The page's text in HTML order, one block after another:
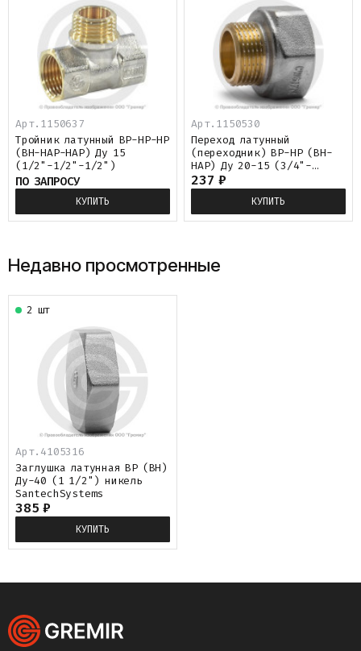
Арт.1150637
Тройник латунный ВР-НР-НР
(ВН-НАР-НАР) Ду 15
(1/2"-1/2"-1/2")
ПО ЗАПРОСУ
КУПИТЬ
Арт.1150530
Переход латунный
(переходник) ВР-НР (ВН-
НАР) Ду 20-15 (3/4"-
1/2") никель Aquasfera
237 ₽
КУПИТЬ
Недавно просмотренные
Арт. 4105316
2 шт
Заглушка латунная ВР (ВН)
Ду-40 (1 1/2") никель
SantechSystems
385 ₽
КУПИТЬ